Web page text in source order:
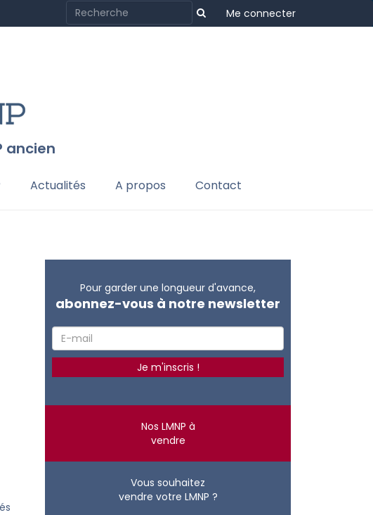
Me connecter
ancien
Actualités A propos Contact
Pour garder une longueur d'avance,
abonnez-vous à notre newsletter
Nos LMNP à
vendre
Vous souhaitez
vendre votre LMNP ?